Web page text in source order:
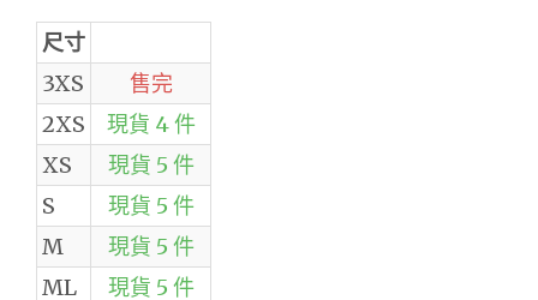
尺寸
3XS
售完
2XS
現貨 4 件
XS
現貨 5 件
S
現貨 5 件
M
現貨 5 件
ML
現貨 5 件